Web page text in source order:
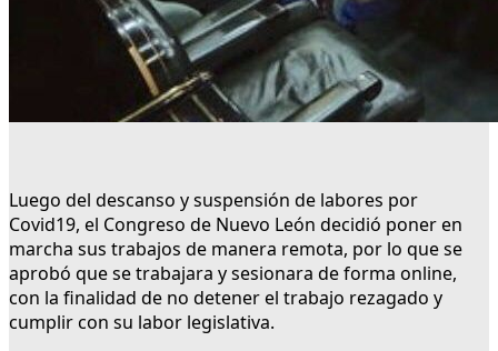
Luego del descanso y suspensión de labores por
Covid19, el Congreso de Nuevo León decidió poner en
marcha sus trabajos de manera remota, por lo que se
aprobó que se trabajara y sesionara de forma online,
con la finalidad de no detener el trabajo rezagado y
cumplir con su labor legislativa.